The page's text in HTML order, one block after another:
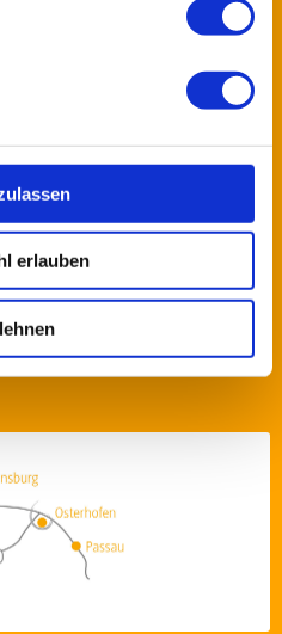
erlauben
unser